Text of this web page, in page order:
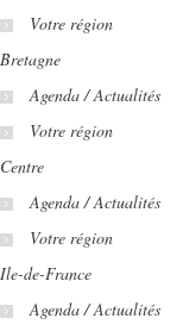
Votre région
Bretagne
Agenda / Actualités
Votre région
Centre
Agenda / Actualités
Votre région
Ile-de-France
Agenda / Actualités